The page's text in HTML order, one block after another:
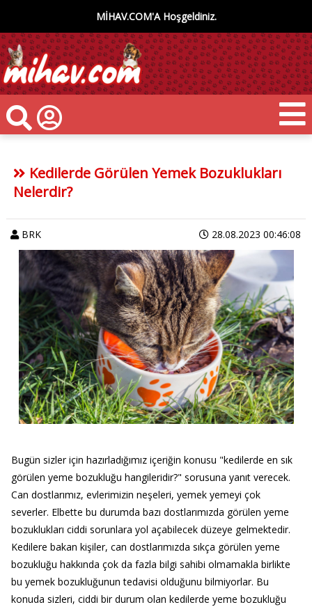
MİHAV.COM'A Hoşgeldiniz.
Kedilerde Görülen Yemek Bozuklukları
Nelerdir?
BRK 28.08.2023 00:46:08
Bugün sizler için hazırladığımız içeriğin konusu "kedilerde en sık
görülen yeme bozukluğu hangileridir?" sorusuna yanıt verecek.
Can dostlarımız, evlerimizin neşeleri, yemek yemeyi çok
severler. Elbette bu durumda bazı dostlarımızda görülen yeme
bozuklukları ciddi sorunlara yol açabilecek düzeye gelmektedir.
Kedilere bakan kişiler, can dostlarımızda sıkça görülen yeme
bozukluğu hakkında çok da fazla bilgi sahibi olmamakla birlikte
bu yemek bozukluğunun tedavisi olduğunu bilmiyorlar. Bu
konuda sizleri, ciddi bir durum olan kedilerde yeme bozukluğu